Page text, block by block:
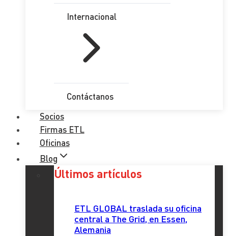
Internacional
Contáctanos
Socios
Firmas ETL
Oficinas
Blog
Últimos artículos
ETL GLOBAL traslada su oficina
central a The Grid, en Essen,
Alemania